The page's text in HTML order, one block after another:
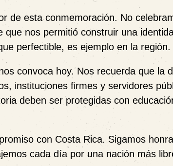
de esta conmemoración. No
nos permitió construir una
perfectible, es ejemplo en la región.
convoca hoy. Nos recuerda que la
instituciones firmes y servidores
deben ser protegidas con
con Costa Rica. Sigamos
cada día por una nación más